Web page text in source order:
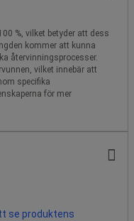
%, vilket betyder att dess
kommer att kunna
återvinningsprocesser.
vilket innebär att
specifika
för mer
se produktens